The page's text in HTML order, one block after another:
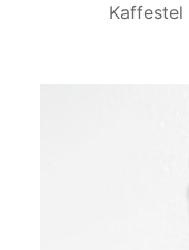
Kaffestel